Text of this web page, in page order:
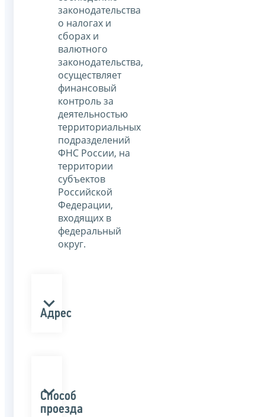
законодательства
о налогах и
сборах и
валютного
законодательства,
осуществляет
финансовый
контроль за
деятельностью
территориальных
подразделений
ФНС России, на
территории
субъектов
Российской
Федерации,
входящих в
федеральный
округ.
Адрес
Способ
проезда